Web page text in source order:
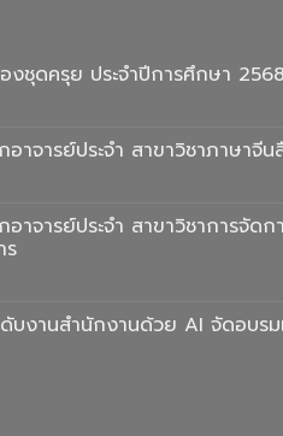
งชุดครุย ประจำปีการศึกษา
อาจารย์ประจำ สาขาวิชาภาษา
อาจารย์ประจำ สาขาวิชาการจั
ร
ดับงานสำนักงานด้วย AI จัดอบ